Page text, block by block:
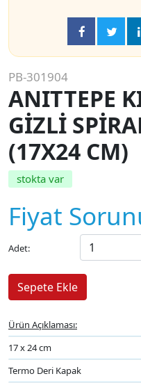
PB-301904
ANITTEPE
GİZLİ
(17X24 CM)
stokta var
Fiyat
Adet:
Ürün Açıklaması:
17 x 24 cm
Termo Deri Kapak